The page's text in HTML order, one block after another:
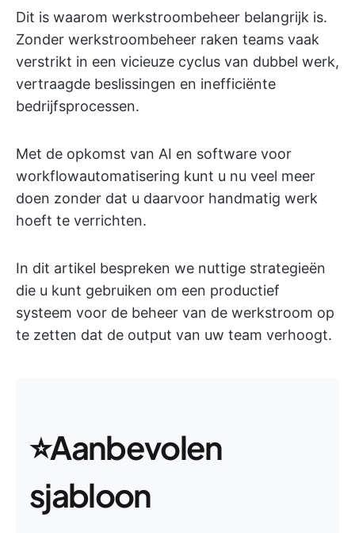
Dit is waarom werkstroombeheer belangrijk is.
Zonder werkstroombeheer raken teams vaak
verstrikt in een vicieuze cyclus van dubbel werk,
vertraagde beslissingen en inefficiënte
bedrijfsprocessen.
Met de opkomst van AI en software voor
workflowautomatisering kunt u nu veel meer
doen zonder dat u daarvoor handmatig werk
hoeft te verrichten.
In dit artikel bespreken we nuttige strategieën
die u kunt gebruiken om een productief
systeem voor de beheer van de werkstroom op
te zetten dat de output van uw team verhoogt.
⭐Aanbevolen
sjabloon